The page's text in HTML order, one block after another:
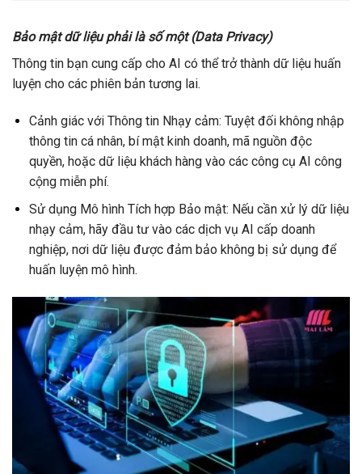
Bảo mật dữ liệu phải là số một (Data Privacy)
Thông tin bạn cung cấp cho AI có thể trở thành dữ liệu huấn
luyện cho các phiên bản tương lai.
Cảnh giác với Thông tin Nhạy cảm: Tuyệt đối không nhập
thông tin cá nhân, bí mật kinh doanh, mã nguồn độc
quyền, hoặc dữ liệu khách hàng vào các công cụ AI công
cộng miễn phí.
Sử dụng Mô hình Tích hợp Bảo mật: Nếu cần xử lý dữ liệu
nhạy cảm, hãy đầu tư vào các dịch vụ AI cấp doanh
nghiệp, nơi dữ liệu được đảm bảo không bị sử dụng để
huấn luyện mô hình.